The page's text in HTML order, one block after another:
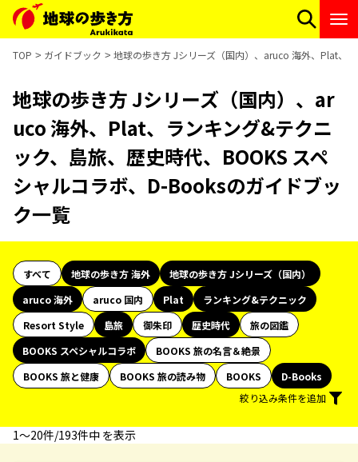
TOP ガイドブック 地球の歩き方 Jシリーズ（国内）、aruco 海外、Plat、
地球の歩き方 Jシリーズ（国内）、ar
uco 海外、Plat、ランキング&テクニ
ック、島旅、歴史時代、BOOKS スペ
シャルコラボ、D-Booksのガイドブッ
ク一覧
すべて 地球の歩き方 海外
地球の歩き方 Jシリーズ（国内）
aruco 海外
aruco 国内 Plat
ランキング&テクニック
Resort Style
島旅 御朱印 歴史時代
旅の図鑑
BOOKS スペシャルコラボ
BOOKS 旅の名言＆絶景
BOOKS 旅と健康
BOOKS 旅の読み物 BOOKS
D-Books
絞り込み条件を追加
1〜20件/193件中 を表示